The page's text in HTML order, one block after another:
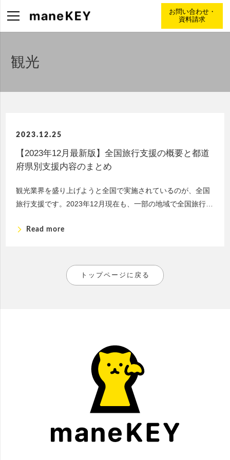
お問い合わせ・
資料請求
観光
2023.12.25
【2023年12月最新版】全国旅行支援の概要と都道
府県別支援内容のまとめ
観光業界を盛り上げようと全国で実施されているのが、全国
旅行支援です。2023年12月現在も、一部の地域で全国旅行…
arrow_forward_ios Read more
トップページに戻る